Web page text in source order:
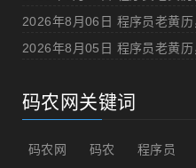
2026年8月05日 程序员老黄
码农网关键词
码农网 码农 程序员